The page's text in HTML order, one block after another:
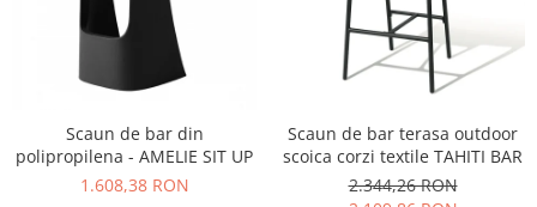
Vitrina bar / retrobar
Blaturi de masa
Blaturi din PAL
Blaturi din MDF
Blaturi din metal
Scaun de bar din
polipropilena - AMELIE SIT UP
1.608,38 RON
Scaun de bar terasa outdoor
scoica corzi textile TAHITI BAR
2.344,26 RON